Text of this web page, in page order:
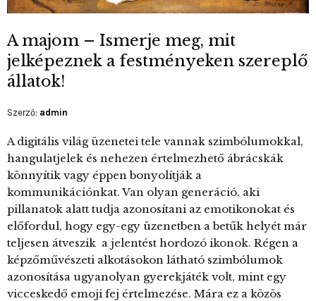
A majom – Ismerje meg, mit
jelképeznek a festményeken szereplő
állatok!
Szerző: admin
A digitális világ üzenetei tele vannak szimbólumokkal,
hangulatjelek és nehezen értelmezhető ábrácskák
könnyítik vagy éppen bonyolítják a
kommunikációnkat. Van olyan generáció, aki
pillanatok alatt tudja azonosítani az emotikonokat és
előfordul, hogy egy-egy üzenetben a betűk helyét már
teljesen átveszik a jelentést hordozó ikonok. Régen a
képzőművészeti alkotásokon látható szimbólumok
azonosítása ugyanolyan gyerekjáték volt, mint egy
vicceskedő emoji fej értelmezése. Mára ez a közös